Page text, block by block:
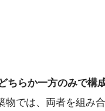
ちらか一方のみで構
物では、両者を組み